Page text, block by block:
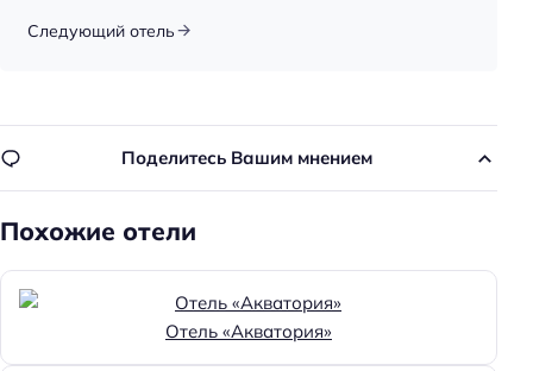
Следующий отель
Поделитесь Вашим мнением
Похожие отели
Отель «Акватория»